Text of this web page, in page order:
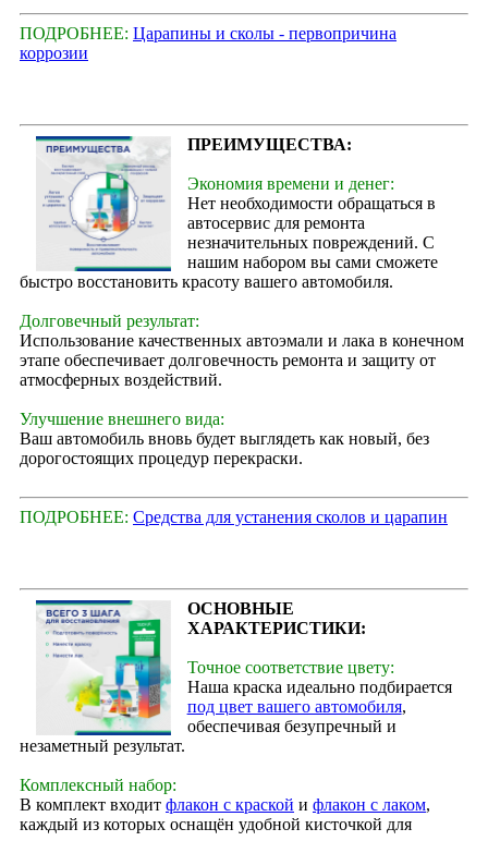
ПОДРОБНЕЕ: Царапины и сколы - первопричина
коррозии
ПРЕИМУЩЕСТВА:
Экономия времени и денег:
Нет необходимости обращаться в
автосервис для ремонта
незначительных повреждений. С
нашим набором вы сами сможете
быстро восстановить красоту вашего автомобиля.
Долговечный результат:
Использование качественных автоэмали и лака в конечном
этапе обеспечивает долговечность ремонта и защиту от
атмосферных воздействий.
Улучшение внешнего вида:
Ваш автомобиль вновь будет выглядеть как новый, без
дорогостоящих процедур перекраски.
ПОДРОБНЕЕ: Средства для устанения сколов и царапин
ОСНОВНЫЕ
ХАРАКТЕРИСТИКИ:
Точное соответствие цвету:
Наша краска идеально подбирается
под цвет вашего автомобиля,
обеспечивая безупречный и
незаметный результат.
Комплексный набор:
В комплект входит флакон с краской и флакон с лаком,
каждый из которых оснащён удобной кисточкой для